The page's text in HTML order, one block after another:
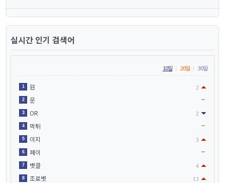
실시간 인기 검색어
10일 20일 30일
1 원 2
2 문
3 OR 2
4 먹튀
5 이지 3
6 페이
7 벳클 4
8 조로벳 13